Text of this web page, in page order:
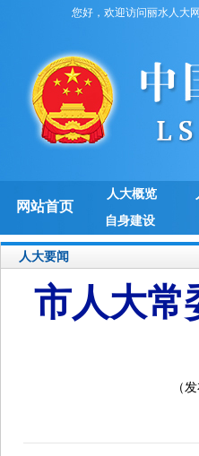
您好，欢迎访问丽水人大
网站首页
人大概览
自身建设
人大要闻
市人大常
（